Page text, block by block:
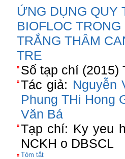
ỨNG DỤNG QUY
BIOFLOC
TRẮNG THÂM
TRE
Số tạp chí (2015)
Tác giả: Nguyễn
Phung THi Hong
Văn Bá
Tạp chí: Ky yeu
NCKH o DBSCL
Tóm tắt